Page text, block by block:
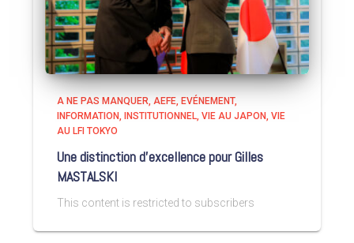
A NE PAS MANQUER AEFE EVÉNEMENT
INFORMATION
INSTITUTIONNEL VIE AU JAPON VIE
AU LFI TOKYO
Une distinction d’excellence pour Gilles
MASTALSKI
This content is restricted to subscribers